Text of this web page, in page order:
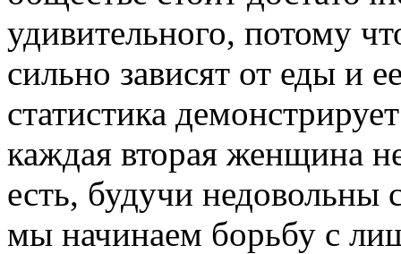
удивительного, потому
сильно зависят от еды и
статистика
каждая вторая женщина
есть, будучи недовольны
мы начинаем борьбу с